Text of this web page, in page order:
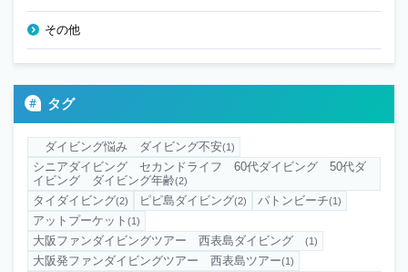
その他
タグ
ダイビング悩み ダイビング不安(1)
シニアダイビング セカンドライフ 60代ダイビング 50代ダ
イビング ダイビング年齢(2)
タイダイビング(2) ピピ島ダイビング(2) パトンビーチ(1)
アットプーケット (1)
大阪ファンダイビングツアー 西表島ダイビング (1)
大阪発ファンダイビングツアー 西表島ツアー(1)